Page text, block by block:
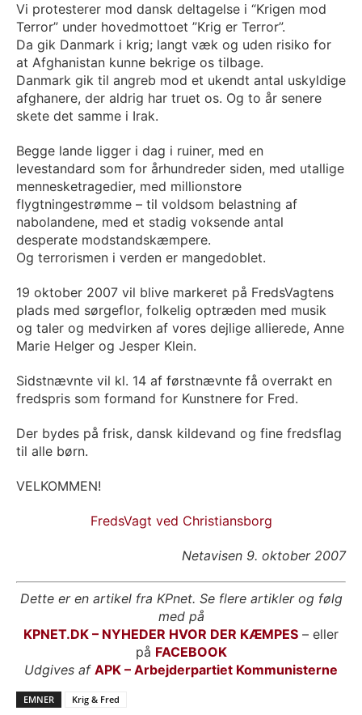
Vi protesterer mod dansk deltagelse i “Krigen mod
Terror” under hovedmottoet ”Krig er Terror”.
Da gik Danmark i krig; langt væk og uden risiko for
at Afghanistan kunne bekrige os tilbage.
Danmark gik til angreb mod et ukendt antal uskyldige
afghanere, der aldrig har truet os. Og to år senere
skete det samme i Irak.
Begge lande ligger i dag i ruiner, med en
levestandard som for århundreder siden, med utallige
mennesketragedier, med millionstore
flygtningestrømme – til voldsom belastning af
nabolandene, med et stadig voksende antal
desperate modstandskæmpere.
Og terrorismen i verden er mangedoblet.
19 oktober 2007 vil blive markeret på FredsVagtens
plads med sørgeflor, folkelig optræden med musik
og taler og medvirken af vores dejlige allierede, Anne
Marie Helger og Jesper Klein.
Sidstnævnte vil kl. 14 af førstnævnte få overrakt en
fredspris som formand for Kunstnere for Fred.
Der bydes på frisk, dansk kildevand og fine fredsflag
til alle børn.
VELKOMMEN!
FredsVagt ved Christiansborg
Netavisen 9. oktober 2007
Dette er en artikel fra KPnet. Se flere artikler og følg
med på
KPNET.DK – NYHEDER HVOR DER KÆMPES – eller
på FACEBOOK
Udgives af APK – Arbejderpartiet Kommunisterne
EMNER Krig & Fred